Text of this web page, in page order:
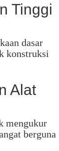
Tinggi
dasar
konstruksi
Alat
mengukur
berguna